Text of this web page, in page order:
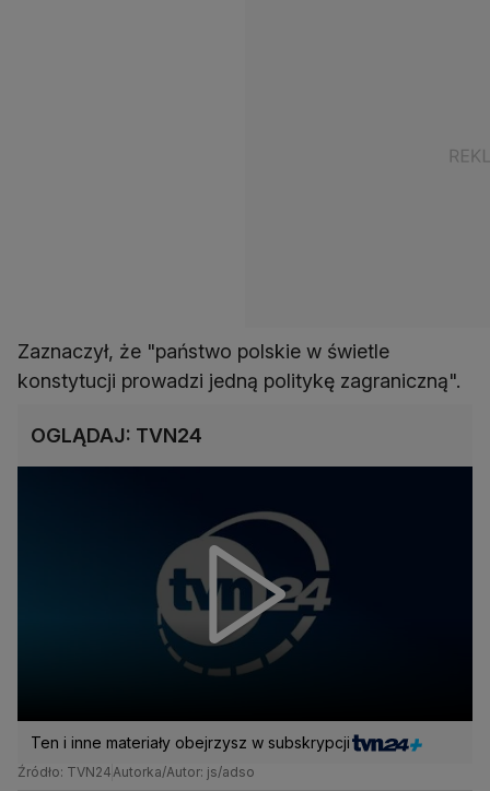
Zaznaczył, że "państwo polskie w świetle
konstytucji prowadzi jedną politykę zagraniczną".
OGLĄDAJ: TVN24
Ten i inne materiały obejrzysz w subskrypcji
Źródło: TVN24Autorka/Autor: js/adso